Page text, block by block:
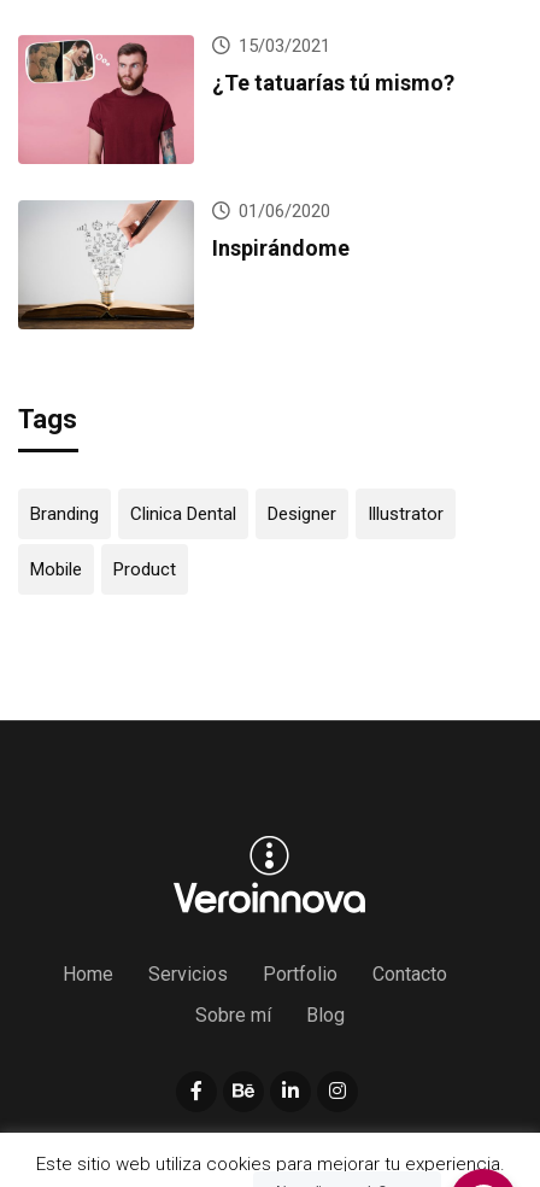
15/03/2021
¿Te tatuarías tú mismo?
01/06/2020
Inspirándome
Tags
Branding Clinica Dental Designer Illustrator
Mobile Product
Home Servicios Portfolio
Contacto
Sobre mí
Blog
Privacidad|Cookies| Aviso Legal
Este sitio web utiliza cookies para mejorar tu experiencia.